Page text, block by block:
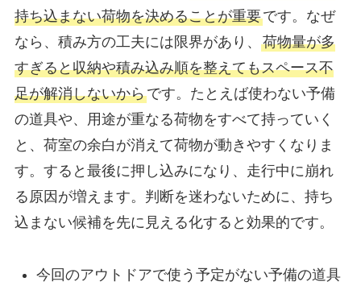
持ち込まない荷物を決めることが重要です。なぜ
なら、積み方の工夫には限界があり、 荷物量が多
すぎると収納や積み込み順を整えてもスペース不
足が解消しないからです。たとえば使わない予備
の道具や、用途が重なる荷物をすべて持っていく
と、荷室の余白が消えて荷物が動きやすくなりま
す。すると最後に押し込みになり、走行中に崩れ
る原因が増えます。判断を迷わないために、持ち
込まない候補を先に見える化すると効果的です。
今回のアウトドアで使う予定がない予備の道具